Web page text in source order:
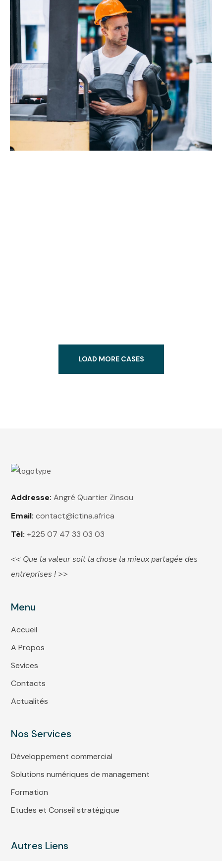
LOAD MORE CASES
Addresse: Angré Quartier Zinsou
Email: contact@ictina.africa
Tèl: +225 07 47 33 03 03
<< Que la valeur soit la chose la mieux partagée des
entreprises ! >>
Menu
Accueil
A Propos
Sevices
Contacts
Actualités
Nos Services
Développement commercial
Solutions numériques de management
Formation
Etudes et Conseil stratégique
Autres Liens